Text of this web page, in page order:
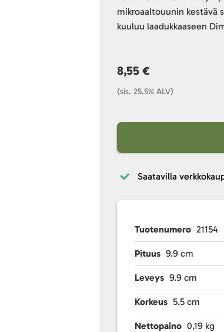
mikroaaltouunin kestävä
kuuluu laadukkaaseen
8,55 €
(sis. 25.5% ALV)
Saatavilla
Tuotenumero 21154
Pituus 9.9 cm
Leveys 9.9 cm
Korkeus 5.5 cm
Nettopaino 0,19 kg